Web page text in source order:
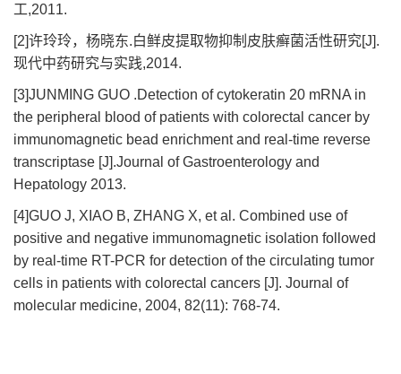
工,2011.
[2]许玲玲，杨晓东.白鲜皮提取物抑制皮肤癣菌活性研究[J].
现代中药研究与实践,2014.
[3]JUNMING GUO .Detection of cytokeratin 20 mRNA in
the peripheral blood of patients with colorectal cancer by
immunomagnetic bead enrichment and real-time reverse
transcriptase [J].Journal of Gastroenterology and
Hepatology 2013.
[4]GUO J, XIAO B, ZHANG X, et al. Combined use of
positive and negative immunomagnetic isolation followed
by real-time RT-PCR for detection of the circulating tumor
cells in patients with colorectal cancers [J]. Journal of
molecular medicine, 2004, 82(11): 768-74.